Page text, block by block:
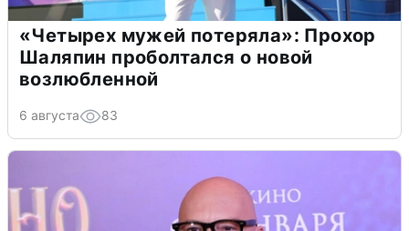
«Четырех мужей потеряла»: Прохор
Шаляпин проболтался о новой
возлюбленной
6 августа 83